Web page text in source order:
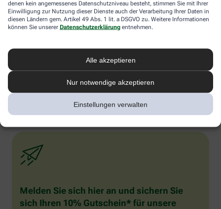
denen kein angemessenes Datenschutzniveau besteht, stimmen Sie mit Ihrer
Einwilligung zur Nutzung dieser Dienste auch der Verarbeitung Ihrer Daten in
diesen Ländern gem. Artikel 49 Abs. 1 lit. a DSGVO zu. Weitere Informationen
können Sie unserer Datenschutzerklärung entnehmen.
Alle akzeptieren
Nur notwendige akzeptieren
Einstellungen verwalten
Erinnerungen vom Urlaub schwelgen. Fotos anschauen. Die
passende Musik dazu hören und vielleicht sogar spontan dazu
tanzen. Auch gut: Schnuppern Sie sich froh. Die
sollte sich der Winterblues spätestens nach ein paar Wochen
verzogen haben. Nur in sehr seltenen Fällen (1 % der Betroffenen)
ist das Seelentief in Herbst und Winter eine „echte“ krankhafte
Depression.
Melden Sie sich hier an und sichern Sie
sich Ihren 10% Gutschein* für unsere